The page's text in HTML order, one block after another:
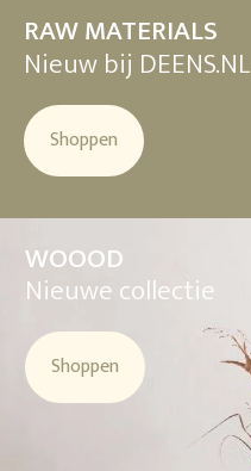
RAW MATERIALS
Nieuw bij DEENS.NL
Shoppen
WOOOD
Nieuwe collectie
Shoppen